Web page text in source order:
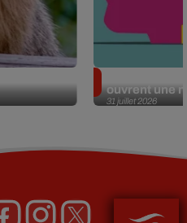
31 juillet 2026
ouvrent une